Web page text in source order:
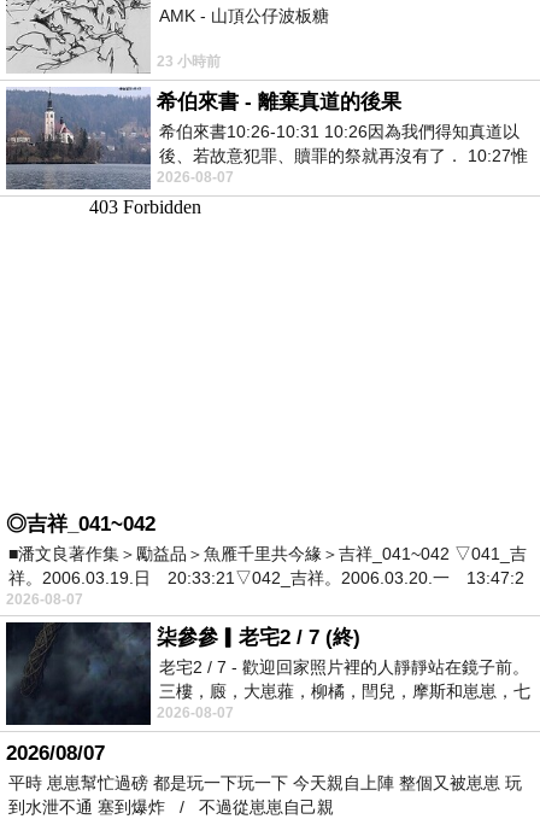
AMK - 山頂公仔波板糖
23 小時前
希伯來書 - 離棄真道的後果
希伯來書10:26-10:31 10:26因為我們得知真道以
後、若故意犯罪、贖罪的祭就再沒有了． 10:27惟
有戰懼等候審判和那燒滅眾敵人的烈火
2026-08-07
◎吉祥_041~042
■潘文良著作集＞勵益品＞魚雁千里共今緣＞吉祥_041~042 ▽041_吉
祥。2006.03.19.日 20:33:21▽042_吉祥。2006.03.20.一 13:47:2
2026-08-07
柒參參▎老宅2 / 7 (終)
老宅2 / 7 - 歡迎回家照片裡的人靜靜站在鏡子前。
三樓，廄，大崽蕥，柳橘，閆兒，摩斯和崽崽，七
個人整整齊齊地站在鏡框之外，如同
2026-08-07
2026/08/07
平時 崽崽幫忙過磅 都是玩一下玩一下 今天親自上陣 整個又被崽崽 玩
到水泄不通 塞到爆炸 / 不過從崽崽自己親